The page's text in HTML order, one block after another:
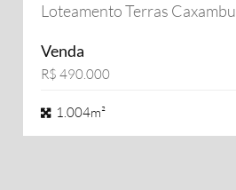
Loteamento Terras Caxambu
Venda
R$ 490.000
1.004m²